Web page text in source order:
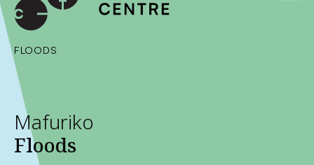
FLOODS
Mafuriko
Floods